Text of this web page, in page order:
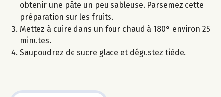
obtenir une pâte un peu sableuse. Parsemez cette
préparation sur les fruits.
Mettez à cuire dans un four chaud à 180° environ 25
minutes.
Saupoudrez de sucre glace et dégustez tiède.